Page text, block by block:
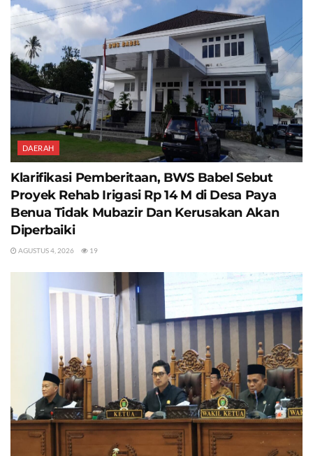
DAERAH
Klarifikasi Pemberitaan, BWS Babel Sebut
Proyek Rehab Irigasi Rp 14 M di Desa Paya
Benua Tidak Mubazir Dan Kerusakan Akan
Diperbaiki
AGUSTUS 4, 2026 19